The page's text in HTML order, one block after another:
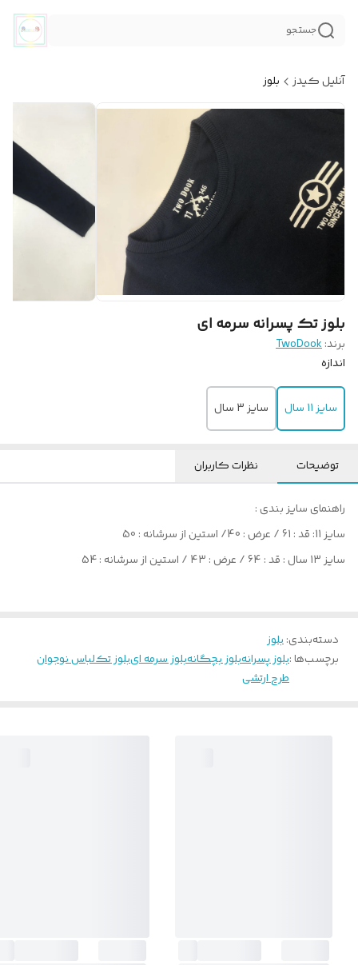
جستجو
آنلیل کیدز بلوز
بلوز تک پسرانه سرمه ای
برند:TwoDook
اندازه
سایز 11 سال سایز 3 سال
توضیحات نظرات کاربران
راهنمای سایز بندی :
سایز 11: قد : 61 / عرض : 40/ استین از سرشانه : 50
سایز 13 سال : قد : 64 / عرض : 43 / استین از سرشانه : 54
دسته‌بندی:بلوز
برچسب‌ها :بلوز پسرانهبلوز بچگانهبلوز سرمه ایبلوز تکلباس نوجوان
طرح ارتشی